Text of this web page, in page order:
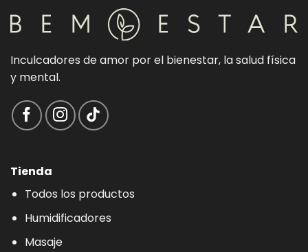
Inculcadores de amor por el bienestar, la salud física
y mental.
Tienda
Todos los productos
Humidificadores
Masaje